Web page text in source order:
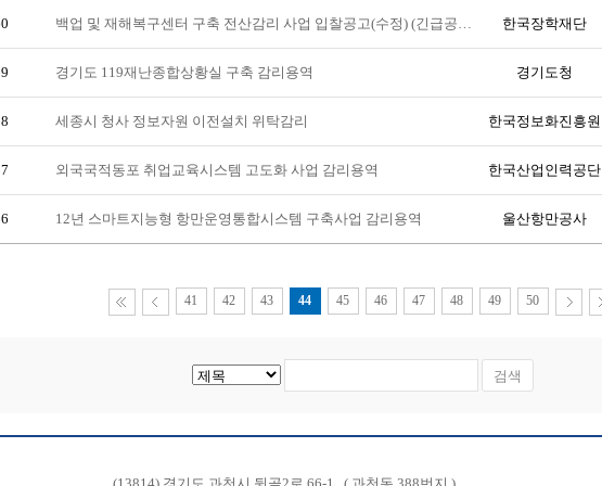
백업 및 재해복구센터 구축 전산감리 사업 입찰공고(수정) (긴급공… 한국장학재단
경기도 119재난종합상황실 구축 감리용역 경기도청
세종시 청사 정보자원 이전설치 위탁감리 한국정보화진흥원
외국국적동포 취업교육시스템 고도화 사업 감리용역 한국산업인력공단
12년 스마트지능형 항만운영통합시스템 구축사업 감리용역 울산항만공사
41 42 43 44 45 46 47 48 49 50